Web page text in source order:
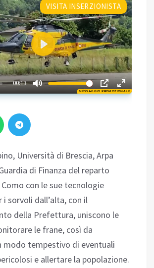
MESSAGGIO PROMOZIONALE
VISITA INSERZIONISTA
00:13
Play
Università di Brescia, Arpa
di Finanza del reparto
con le sue tecnologie
i sorvoli dall’alta, con il
della Prefettura, uniscono le
le frane, così da
modo tempestivo di eventuali
e allertare la popolazione.